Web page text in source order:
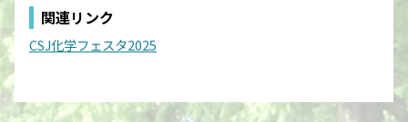
関連リンク
CSJ化学フェスタ2025